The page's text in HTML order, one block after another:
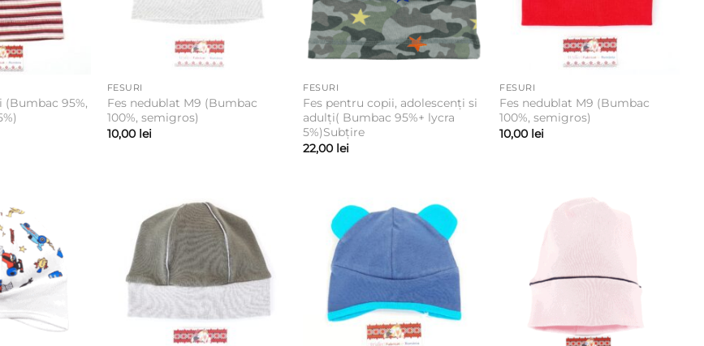
(Bumbac 95%,
FESURI
Fes nedublat M9 (Bumbac
100%, semigros)
10,00 lei
FESURI
Fes pentru copii, adolescenți si
adulți( Bumbac 95%+ lycra
5%)Subțire
22,00 lei
FESURI
Fes nedublat M9 (Bumbac
100%, semigros)
10,00 lei